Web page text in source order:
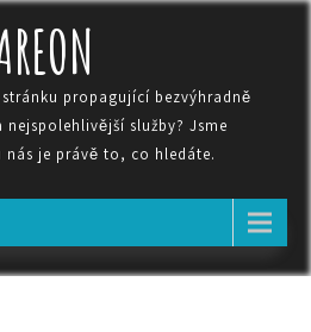
propagující bezvýhradně
služby? Jsme
nás je právě to, co hledáte.